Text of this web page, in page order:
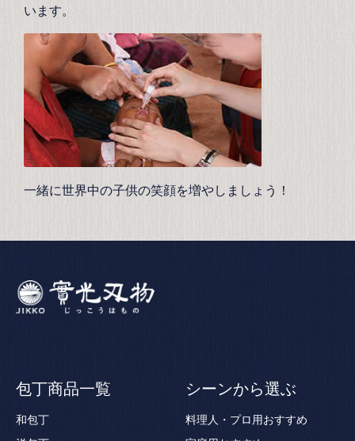
います。
一緒に世界中の子供の笑顔を増やしましょう！
包丁商品一覧
和包丁
シーンから選ぶ
料理人・プロ用おすすめ